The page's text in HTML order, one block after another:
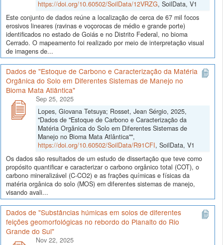
https://doi.org/10.60502/SoilData/12VRZG, SoilData, V1
Este conjunto de dados reúne a localização de cerca de 67 mil focos
erosivos lineares (ravinas e voçorocas de médio e grande porte)
identificados no estado de Goiás e no Distrito Federal, no bioma
Cerrado. O mapeamento foi realizado por meio de interpretação visual
de imagens de...
Dados de "Estoque de Carbono e Caracterização da Matéria
Orgânica do Solo em Diferentes Sistemas de Manejo no
Bioma Mata Atlântica"
Sep 25, 2025
Lopes, Giovana Tetsuya; Rosset, Jean Sérgio, 2025,
"Dados de "Estoque de Carbono e Caracterização da
Matéria Orgânica do Solo em Diferentes Sistemas de
Manejo no Bioma Mata Atlântica"",
https://doi.org/10.60502/SoilData/R91CFI, SoilData, V1
Os dados são resultados de um estudo de dissertação que teve como
propósito quantificar e caracterizar o carbono orgânico total (COT), o
carbono mineralizável (C-CO2) e as frações químicas e físicas da
matéria orgânica do solo (MOS) em diferentes sistemas de manejo,
visando avali...
Dados de "Substâncias húmicas em solos de diferentes
feições geomorfológicas no rebordo do Planalto do Rio
Grande do Sul"
Nov 22, 2025